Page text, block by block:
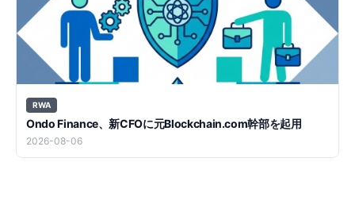
RWA
Ondo Finance、新CFOに元Blockchain.com幹部を起用
2026-08-06